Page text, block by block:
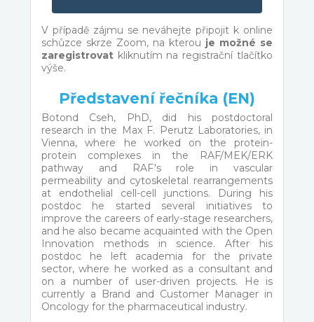
V případě zájmu se neváhejte připojit k online
schůzce skrze Zoom, na kterou je možné se
zaregistrovatkliknutím na registrační tlačítko
výše.
Představení řečníka (EN)
Botond Cseh, PhD, did his postdoctoral
research in the Max F. Perutz Laboratories, in
Vienna, where he worked on the protein-
protein complexes in the RAF/MEK/ERK
pathway and RAF's role in vascular
permeability and cytoskeletal rearrangements
at endothelial cell-cell junctions. During his
postdoc he started several initiatives to
improve the careers of early-stage researchers,
and he also became acquainted with the Open
Innovation methods in science. After his
postdoc he left academia for the private
sector, where he worked as a consultant and
on a number of user-driven projects. He is
currently a Brand and Customer Manager in
Oncology for the pharmaceutical industry.